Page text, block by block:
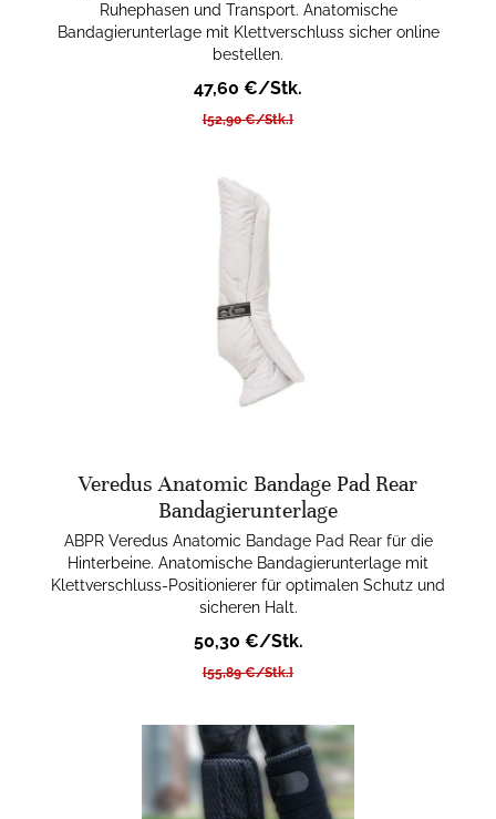
Ruhephasen und Transport. Anatomische
Bandagierunterlage mit Klettverschluss sicher online
bestellen.
47,60 €/Stk.
[52,90 €/Stk.]
Veredus Anatomic Bandage Pad Rear
Bandagierunterlage
ABPR Veredus Anatomic Bandage Pad Rear für die
Hinterbeine. Anatomische Bandagierunterlage mit
Klettverschluss-Positionierer für optimalen Schutz und
sicheren Halt.
50,30 €/Stk.
[55,89 €/Stk.]